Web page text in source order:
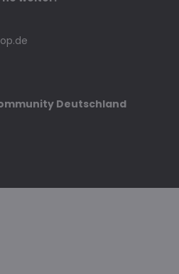
Deutschland